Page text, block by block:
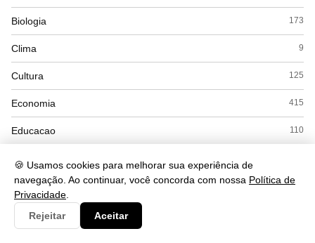
🍪 Usamos cookies para melhorar sua experiência de
navegação. Ao continuar, você concorda com nossa Política de
Privacidade
Rejeitar
Aceitar
Biologia 173
Clima 9
Cultura 125
Economia 415
Educacao 110
Espanhol
Esporte